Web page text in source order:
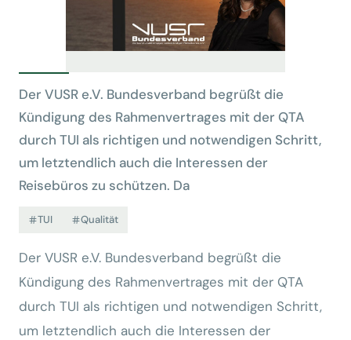
Der VUSR e.V. Bundesverband begrüßt die
Kündigung des Rahmenvertrages mit der QTA
durch TUI als richtigen und notwendigen Schritt,
um letztendlich auch die Interessen der
Reisebüros zu schützen. Da
TUI Qualität
Der VUSR e.V. Bundesverband begrüßt die
Kündigung des Rahmenvertrages mit der QTA
durch TUI als richtigen und notwendigen Schritt,
um letztendlich auch die Interessen der